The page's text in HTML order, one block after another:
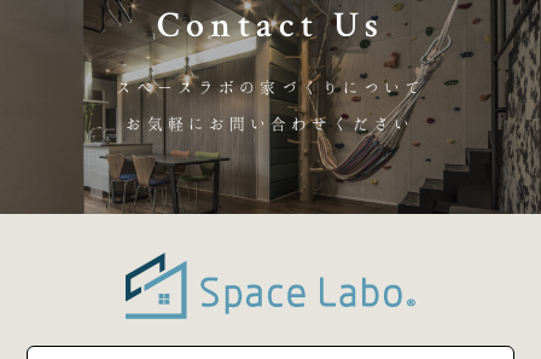
Contact Us
スペースラボの家づくりについて
お気軽にお問い合わせください